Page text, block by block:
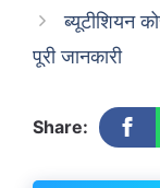
ब्यूटीशियन
पूरी जानकारी
Share: